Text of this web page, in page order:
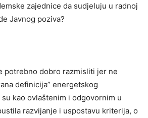
zajednice da sudjeluju u radnoj
Javnog poziva?
potrebno dobro razmisliti jer ne
definicija” energetskog
su kao ovlaštenim i odgovornim u
razvijanje i uspostavu kriterija, o